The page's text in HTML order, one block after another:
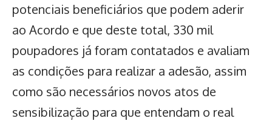
potenciais beneficiários que podem aderir
ao Acordo e que deste total, 330 mil
poupadores já foram contatados e avaliam
as condições para realizar a adesão, assim
como são necessários novos atos de
sensibilização para que entendam o real